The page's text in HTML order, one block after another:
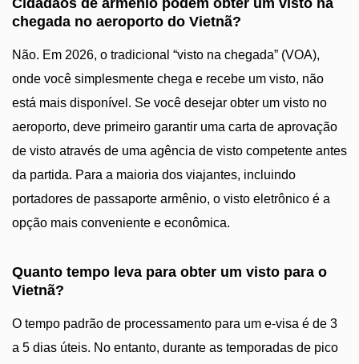
Cidadãos de armênio podem obter um visto na
chegada no aeroporto do Vietnã?
Não. Em 2026, o tradicional “visto na chegada” (VOA),
onde você simplesmente chega e recebe um visto, não
está mais disponível. Se você desejar obter um visto no
aeroporto, deve primeiro garantir uma carta de aprovação
de visto através de uma agência de visto competente antes
da partida. Para a maioria dos viajantes, incluindo
portadores de passaporte armênio, o visto eletrônico é a
opção mais conveniente e econômica.
Quanto tempo leva para obter um visto para o
Vietnã?
O tempo padrão de processamento para um e-visa é de 3
a 5 dias úteis. No entanto, durante as temporadas de pico